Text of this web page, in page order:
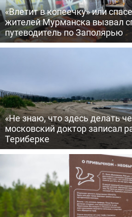
«Влетит в копеечку» или
жителей Мурманска вызвал
путеводитель по Заполярью
«Не знаю, что здесь делать
московский доктор записал
Териберке